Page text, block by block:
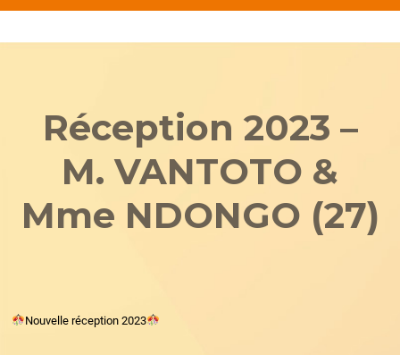
Réception 2023 –
M. VANTOTO &
Mme NDONGO (27)
Nouvelle réception 2023